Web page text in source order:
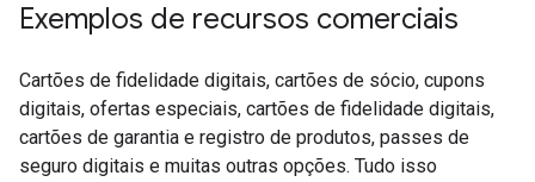
Exemplos de recursos comerciais
Cartões de fidelidade digitais, cartões de sócio, cupons
digitais, ofertas especiais, cartões de fidelidade digitais,
cartões de garantia e registro de produtos, passes de
seguro digitais e muitas outras opções. Tudo isso